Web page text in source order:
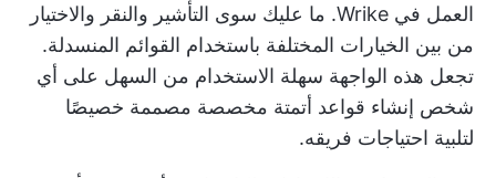
العمل في Wrike. ما عليك سوى التأشير والنقر والاختيار
من بين الخيارات المختلفة باستخدام القوائم المنسدلة.
تجعل هذه الواجهة سهلة الاستخدام من السهل على أي
شخص إنشاء قواعد أتمتة مخصصة مصممة خصيصًا
لتلبية احتياجات فريقه.